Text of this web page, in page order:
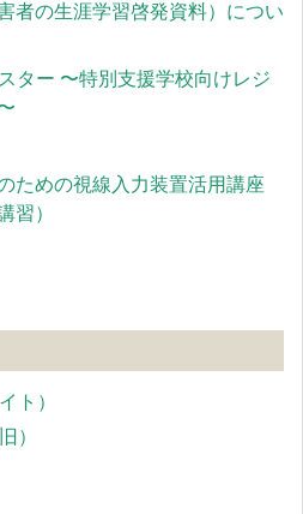
者の生涯学習啓発資料）につい
ター 〜特別支援学校向けレジ
ための視線入力装置活用講座
習）
ト）
）